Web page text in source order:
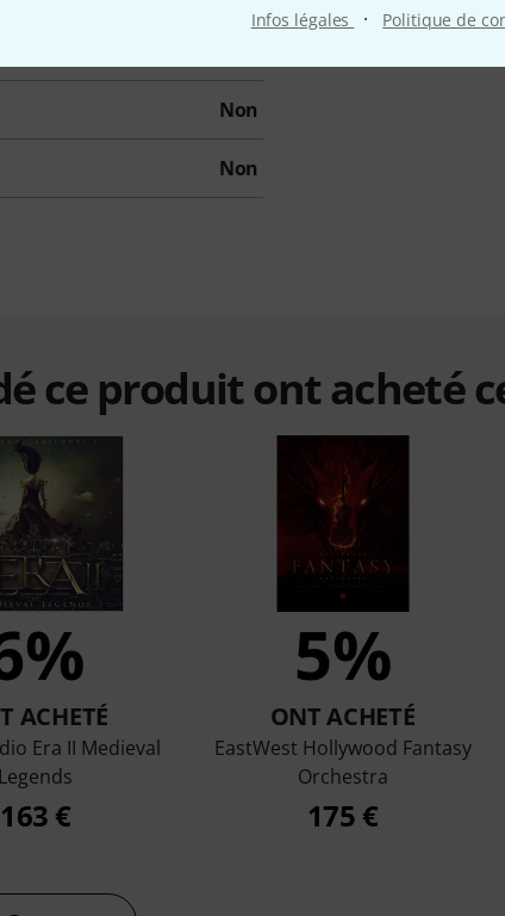
Infos légales · Politique de
Non
Non
ce produit ont acheté
ACHETÉ
Era II Medieval
Legends
163 €
5%
ONT ACHETÉ
EastWest Hollywood Fantasy
Orchestra
175 €